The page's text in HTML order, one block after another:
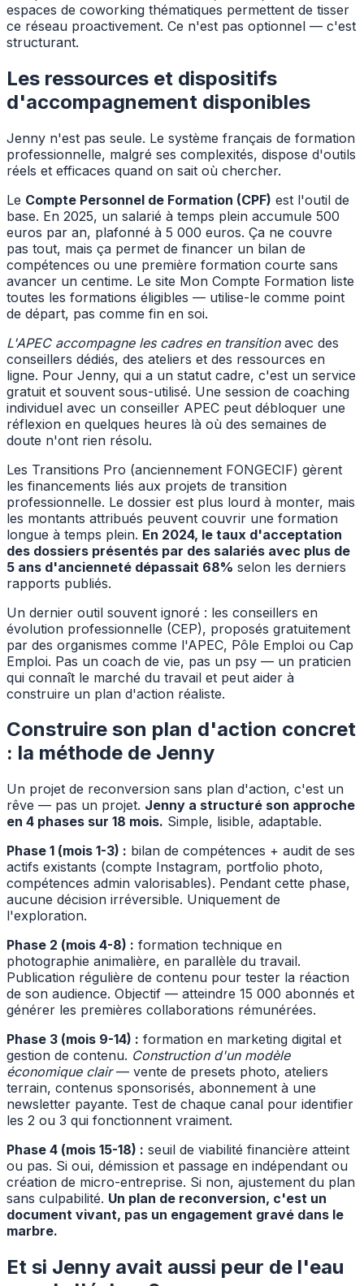
espaces de coworking thématiques permettent de tisser
ce réseau proactivement. Ce n'est pas optionnel — c'est
structurant.
Les ressources et dispositifs
d'accompagnement disponibles
Jenny n'est pas seule. Le système français de formation
professionnelle, malgré ses complexités, dispose d'outils
réels et efficaces quand on sait où chercher.
Le Compte Personnel de Formation (CPF) est l'outil de
base. En 2025, un salarié à temps plein accumule 500
euros par an, plafonné à 5 000 euros. Ça ne couvre
pas tout, mais ça permet de financer un bilan de
compétences ou une première formation courte sans
avancer un centime. Le site Mon Compte Formation liste
toutes les formations éligibles — utilise-le comme point
de départ, pas comme fin en soi.
L'APEC accompagne les cadres en transitionavec des
conseillers dédiés, des ateliers et des ressources en
ligne. Pour Jenny, qui a un statut cadre, c'est un service
gratuit et souvent sous-utilisé. Une session de coaching
individuel avec un conseiller APEC peut débloquer une
réflexion en quelques heures là où des semaines de
doute n'ont rien résolu.
Les Transitions Pro (anciennement FONGECIF) gèrent
les financements liés aux projets de transition
professionnelle. Le dossier est plus lourd à monter, mais
les montants attribués peuvent couvrir une formation
longue à temps plein. En 2024, le taux d'acceptation
des dossiers présentés par des salariés avec plus de
5 ans d'ancienneté dépassait 68% selon les derniers
rapports publiés.
Un dernier outil souvent ignoré : les conseillers en
évolution professionnelle (CEP), proposés gratuitement
par des organismes comme l'APEC, Pôle Emploi ou Cap
Emploi. Pas un coach de vie, pas un psy — un praticien
qui connaît le marché du travail et peut aider à
construire un plan d'action réaliste.
Construire son plan d'action concret
: la méthode de Jenny
Un projet de reconversion sans plan d'action, c'est un
rêve — pas un projet. Jenny a structuré son approche
en 4 phases sur 18 mois. Simple, lisible, adaptable.
Phase 1 (mois 1-3) : bilan de compétences + audit de ses
actifs existants (compte Instagram, portfolio photo,
compétences admin valorisables). Pendant cette phase,
aucune décision irréversible. Uniquement de
l'exploration.
Phase 2 (mois 4-8) : formation technique en
photographie animalière, en parallèle du travail.
Publication régulière de contenu pour tester la réaction
de son audience. Objectif — atteindre 15 000 abonnés et
générer les premières collaborations rémunérées.
Phase 3 (mois 9-14) : formation en marketing digital et
gestion de contenu. Construction d'un modèle
économique clair— vente de presets photo, ateliers
terrain, contenus sponsorisés, abonnement à une
newsletter payante. Test de chaque canal pour identifier
les 2 ou 3 qui fonctionnent vraiment.
Phase 4 (mois 15-18) : seuil de viabilité financière atteint
ou pas. Si oui, démission et passage en indépendant ou
création de micro-entreprise. Si non, ajustement du plan
sans culpabilité. Un plan de reconversion, c'est un
document vivant, pas un engagement gravé dans le
marbre.
Et si Jenny avait aussi peur de l'eau